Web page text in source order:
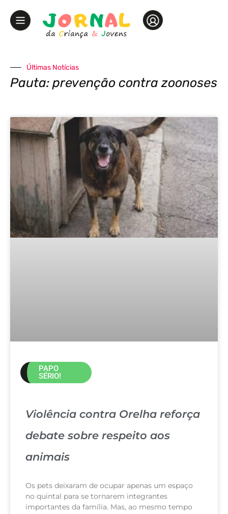
Últimas Notícias
Pauta: prevenção contra zoonoses
PAPO
SÉRIO!
Violência contra Orelha reforça
debate sobre respeito aos
animais
Os pets deixaram de ocupar apenas um espaço
no quintal para se tornarem integrantes
importantes da família. Mas, ao mesmo tempo